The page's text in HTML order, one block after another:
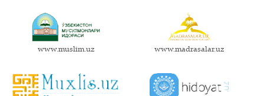
www.muslim.uz www.madrasalar.uz